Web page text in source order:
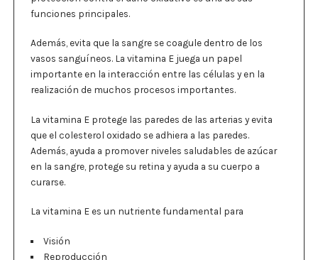
funciones principales.
Además, evita que la sangre se coagule dentro de los
vasos sanguíneos. La vitamina E juega un papel
importante en la interacción entre las células y en la
realización de muchos procesos importantes.
La vitamina E protege las paredes de las arterias y evita
que el colesterol oxidado se adhiera a las paredes.
Además, ayuda a promover niveles saludables de azúcar
en la sangre, protege su retina y ayuda a su cuerpo a
curarse.
La vitamina E es un nutriente fundamental para
Visión
Reproducción